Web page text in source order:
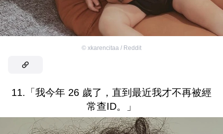
© xkarencitaa / Reddit
11.「我今年 26 歲了，直到最近我才不再被經
常查ID。」